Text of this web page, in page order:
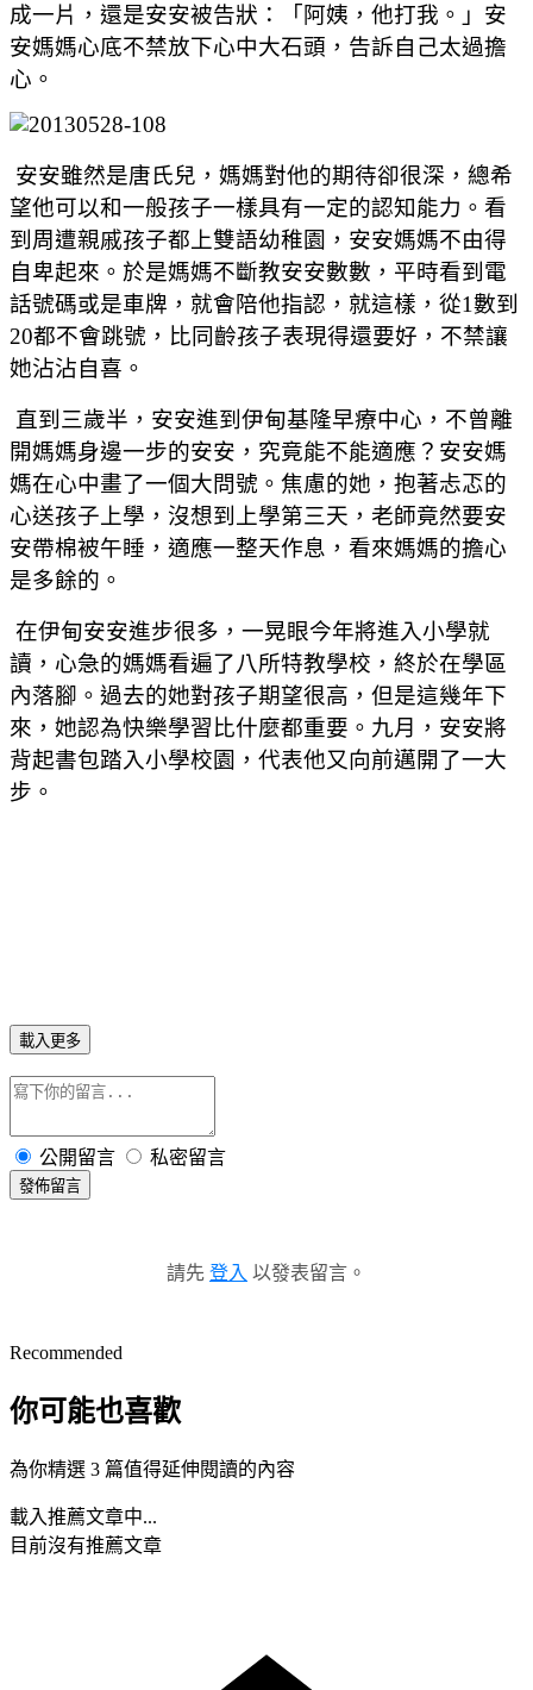
成一片，還是安安被告狀：「阿姨，他打我。」安
安媽媽心底不禁放下心中大石頭，告訴自己太過擔
心。
安安雖然是唐氏兒，媽媽對他的期待卻很深，總希
望他可以和一般孩子一樣具有一定的認知能力。看
到周遭親戚孩子都上雙語幼稚園，安安媽媽不由得
自卑起來。於是媽媽不斷教安安數數，平時看到電
話號碼或是車牌，就會陪他指認，就這樣，從1數到
20都不會跳號，比同齡孩子表現得還要好，不禁讓
她沾沾自喜。
直到三歲半，安安進到伊甸基隆早療中心，不曾離
開媽媽身邊一步的安安，究竟能不能適應？安安媽
媽在心中畫了一個大問號。焦慮的她，抱著忐忑的
心送孩子上學，沒想到上學第三天，老師竟然要安
安帶棉被午睡，適應一整天作息，看來媽媽的擔心
是多餘的。
在伊甸安安進步很多，一晃眼今年將進入小學就
讀，心急的媽媽看遍了八所特教學校，終於在學區
內落腳。過去的她對孩子期望很高，但是這幾年下
來，她認為快樂學習比什麼都重要。九月，安安將
背起書包踏入小學校園，代表他又向前邁開了一大
步。
載入更多
公開留言 私密留言
發佈留言
請先 登入 以發表留言。
Recommended
你可能也喜歡
為你精選 3 篇值得延伸閱讀的內容
載入推薦文章中...
目前沒有推薦文章